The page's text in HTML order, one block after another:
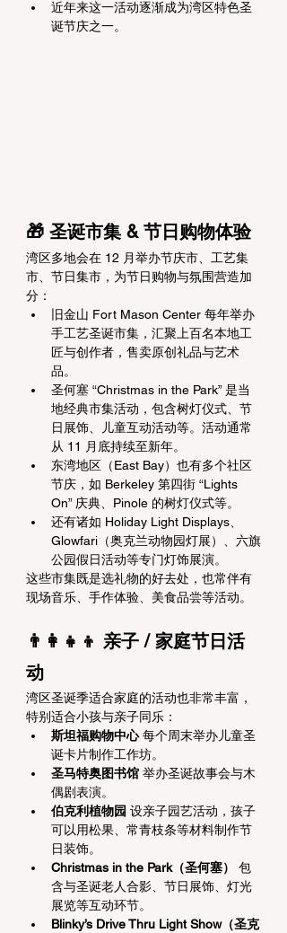
近年来这一活动逐渐成为湾区特色圣
诞节庆之一。
🎁 圣诞市集 & 节日购物体验
湾区多地会在 12 月举办节庆市、工艺集
市、节日集市，为节日购物与氛围营造加
分：
旧金山 Fort Mason Center 每年举办
手工艺圣诞市集，汇聚上百名本地工
匠与创作者，售卖原创礼品与艺术
品。
圣何塞 “Christmas in the Park” 是当
地经典市集活动，包含树灯仪式、节
日展饰、儿童互动活动等。活动通常
从 11 月底持续至新年。
东湾地区（East Bay）也有多个社区
节庆，如 Berkeley 第四街 “Lights
On” 庆典、Pinole 的树灯仪式等。
还有诸如 Holiday Light Displays、
Glowfari（奥克兰动物园灯展）、六旗
公园假日活动等专门灯饰展演。
这些市集既是选礼物的好去处，也常伴有
现场音乐、手作体验、美食品尝等活动。
👨‍👩‍👧‍👦 亲子 / 家庭节日活
动
湾区圣诞季适合家庭的活动也非常丰富，
特别适合小孩与亲子同乐：
斯坦福购物中心 每个周末举办儿童圣
诞卡片制作工作坊。
圣马特奥图书馆 举办圣诞故事会与木
偶剧表演。
伯克利植物园 设亲子园艺活动，孩子
可以用松果、常青枝条等材料制作节
日装饰。
Christmas in the Park（圣何塞）
包
含与圣诞老人合影、节日展饰、灯光
展览等互动环节。
Blinky’s Drive Thru Light Show（圣克